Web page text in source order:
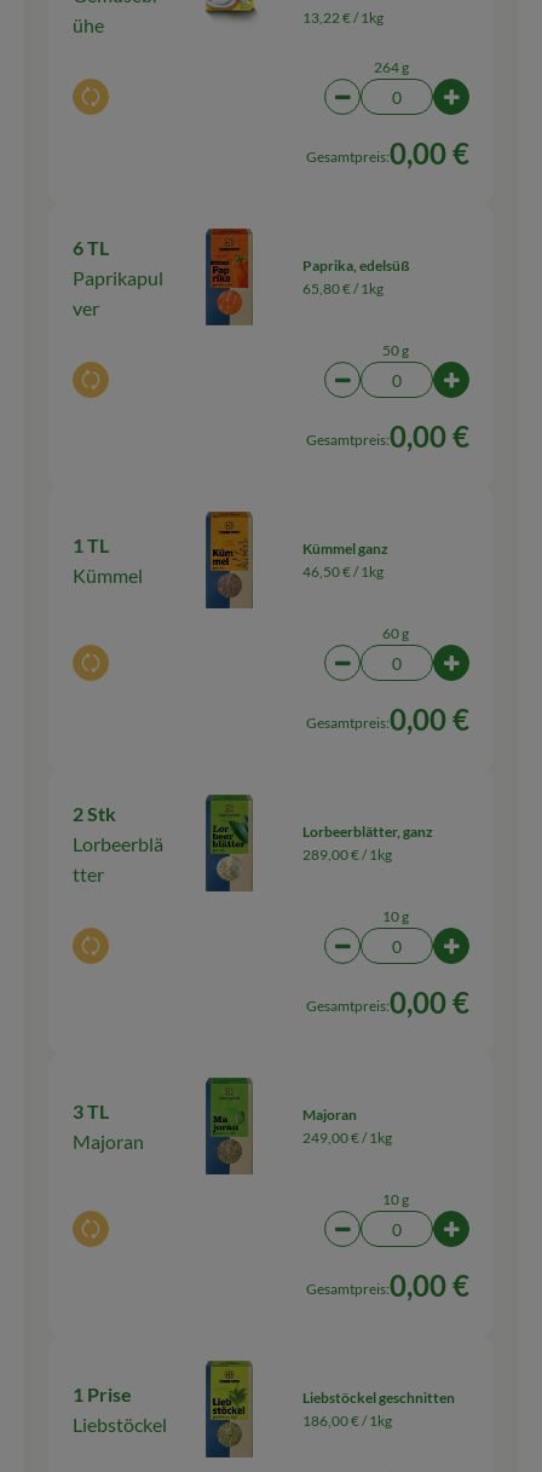
ühe
Auswahl ändern
13,22 € /1kg
264 g
Artikelanzahl
Gesamtpreis:0,00 €
6 TL
Paprikapul
ver
Auswahl ändern
Paprika, edelsüß
65,80 € /1kg
50 g
Artikelanzahl
Gesamtpreis:0,00 €
1 TL
Kümmel
Auswahl ändern
Kümmel ganz
46,50 € /1kg
60 g
Artikelanzahl
Gesamtpreis:0,00 €
2 Stk
Lorbeerblä
tter
Auswahl ändern
Lorbeerblätter, ganz
289,00 € /1kg
10 g
Artikelanzahl
Gesamtpreis:0,00 €
3 TL
Majoran
Auswahl ändern
Majoran
249,00 € /1kg
10 g
Artikelanzahl
Gesamtpreis:0,00 €
1 Prise
Liebstöckel
Liebstöckel geschnitten
186,00 € /1kg